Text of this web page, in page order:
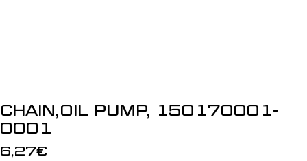
CHAIN,OIL PUMP, 150170001-
0001
Įprasta
6,27€